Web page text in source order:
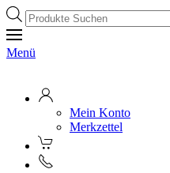
Products
search
Menü
Mein Konto
Merkzettel